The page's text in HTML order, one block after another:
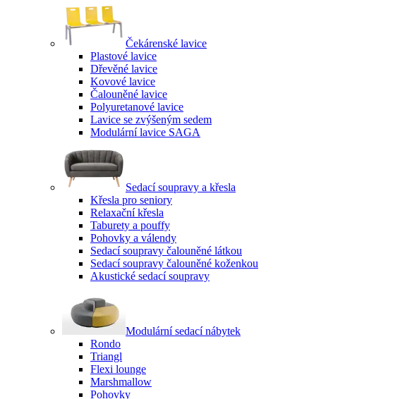
Čekárenské lavice
Plastové lavice
Dřevěné lavice
Kovové lavice
Čalouněné lavice
Polyuretanové lavice
Lavice se zvýšeným sedem
Modulární lavice SAGA
Sedací soupravy a křesla
Křesla pro seniory
Relaxační křesla
Taburety a pouffy
Pohovky a válendy
Sedací soupravy čalouněné látkou
Sedací soupravy čalouněné koženkou
Akustické sedací soupravy
Modulární sedací nábytek
Rondo
Triangl
Flexi lounge
Marshmallow
Pohovky